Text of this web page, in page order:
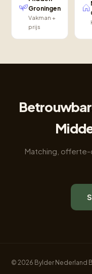
Groningen
Vakman +
prijs
Matching, offerte-
© 2026 Bylder Nederland